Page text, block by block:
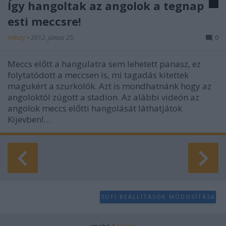
Így hangoltak az angolok a tegnap
esti meccsre!
mészy • 2012. június 25. 0
Meccs előtt a hangulatra sem lehetett panasz, ez
folytatódott a meccsen is, mi tagadás kitettek
magukért a szurkolók. Azt is mondhatnánk hogy az
angoloktól zúgott a stadion. Az alábbi videón az
angolok meccs előtti hangolását láthatjátok
Kijevben!…
SÜTI BEÁLLÍTÁSOK MÓDOSÍTÁSA